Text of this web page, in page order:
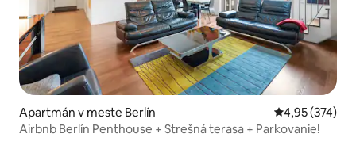
Apartmán v meste Berlín Priemerné
4,95 (374)
Airbnb Berlín Penthouse + Strešná terasa + Parkovanie!